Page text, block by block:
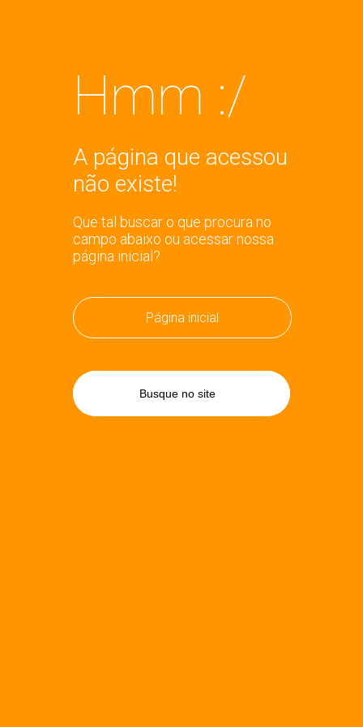
Hmm :/
A página que acessou
não existe!
Que tal buscar o que procura no
campo abaixo ou acessar nossa
página inicial?
Página inicial